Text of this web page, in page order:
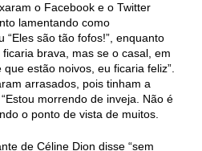
o Facebook e o Twitter
lamentando como
são tão fofos!”, enquanto
brava, mas se o casal, em
estão noivos, eu ficaria feliz”.
arrasados, pois tinham a
morrendo de inveja. Não é
o ponto de vista de muitos.
de Céline Dion disse “sem